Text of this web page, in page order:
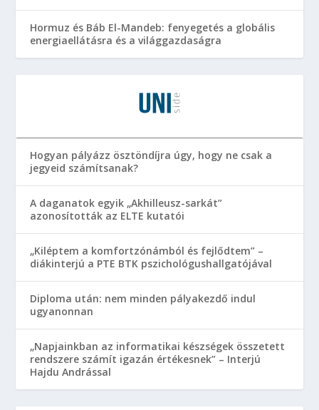
Hormuz és Báb El-Mandeb: fenyegetés a globális
energiaellátásra és a világgazdaságra
Hogyan pályázz ösztöndíjra úgy, hogy ne csak a
jegyeid számítsanak?
A daganatok egyik „Akhilleusz-sarkát”
azonosították az ELTE kutatói
„Kiléptem a komfortzónámból és fejlődtem” –
diákinterjú a PTE BTK pszichológushallgatójával
Diploma után: nem minden pályakezdő indul
ugyanonnan
„Napjainkban az informatikai készségek összetett
rendszere számít igazán értékesnek” – Interjú
Hajdu Andrással